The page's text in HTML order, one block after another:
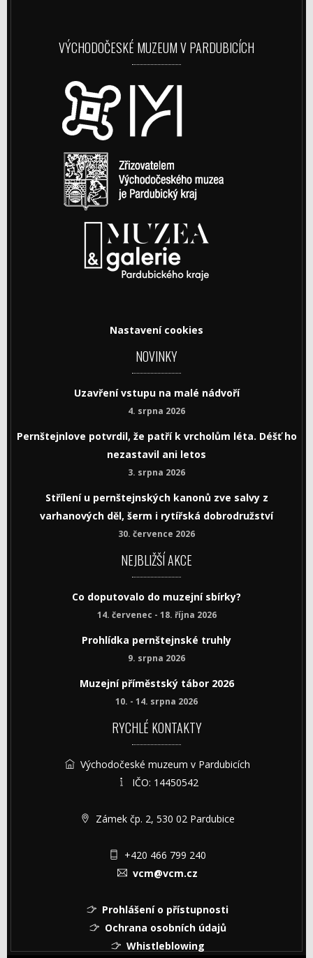
VÝCHODOČESKÉ MUZEUM V PARDUBICÍCH
Nastavení cookies
NOVINKY
Uzavření vstupu na malé nádvoří
4. srpna 2026
Pernštejnlove potvrdil, že patří k vrcholům léta. Déšť ho
nezastavil ani letos
3. srpna 2026
Střílení u pernštejnských kanonů zve salvy z
varhanových děl, šerm i rytířská dobrodružství
30. července 2026
NEJBLIŽŠÍ AKCE
Co doputovalo do muzejní sbírky?
14. červenec - 18. října 2026
Prohlídka pernštejnské truhly
9. srpna 2026
Muzejní příměstský tábor 2026
10. - 14. srpna 2026
RYCHLÉ KONTAKTY
Východočeské muzeum v Pardubicích
IČO: 14450542
Zámek čp. 2, 530 02 Pardubice
+420 466 799 240
vcm@vcm.cz
Prohlášení o přístupnosti
Ochrana osobních údajů
Whistleblowing